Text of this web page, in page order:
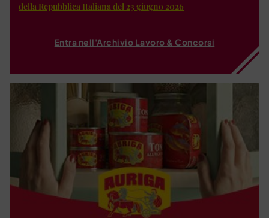
della Repubblica Italiana del 23 giugno 2026
Entra nell'Archivio Lavoro & Concorsi